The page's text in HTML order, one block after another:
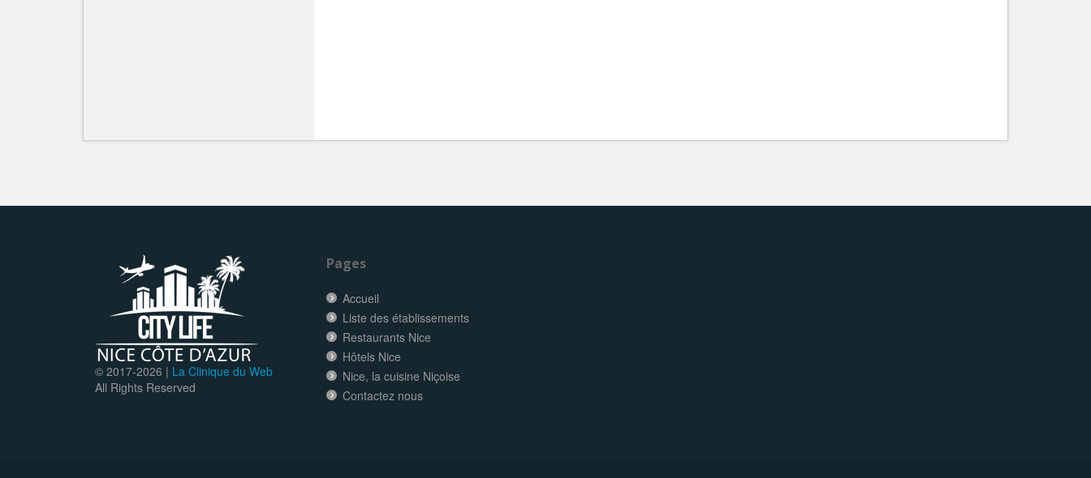
© 2017-2026 | La Clinique du Web
All Rights Reserved
Pages
Accueil
Liste des établissements
Restaurants Nice
Hôtels Nice
Nice, la cuisine Niçoise
Contactez nous